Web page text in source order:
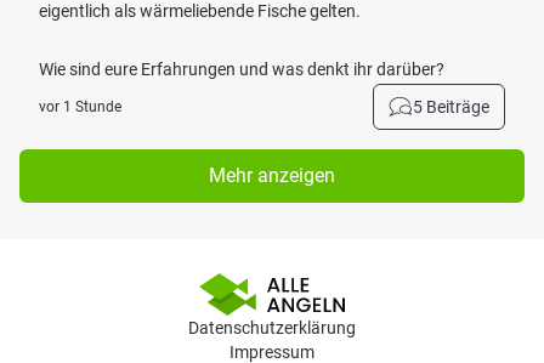
eigentlich als wärmeliebende Fische gelten.
Wie sind eure Erfahrungen und was denkt ihr darüber?
vor 1 Stunde 5 Beiträge
Mehr anzeigen
Datenschutzerklärung
Impressum